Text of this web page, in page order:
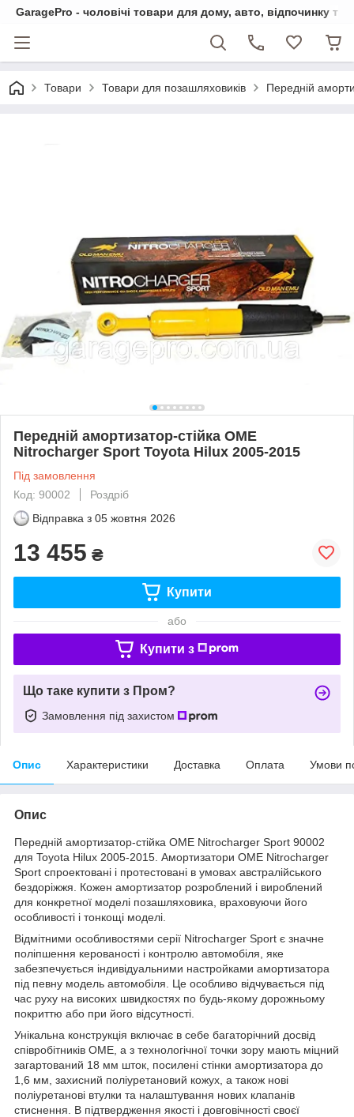
GaragePro - чоловічі товари для дому, авто, відпочинку та
Товари Товари для позашляховиків Передній
Передній амортизатор-стійка OME
Nitrocharger Sport Toyota Hilux 2005-2015
Під замовлення
Код: 90002
Роздріб
Відправка з 05 жовтня 2026
13 455 ₴
Купити
або
Купити з
Що таке купити з Пром?
Замовлення під захистом
Опис Характеристики Доставка Оплата Умови
Опис
Передній амортизатор-стійка OME Nitrocharger Sport 90002
для Toyota Hilux 2005-2015. Амортизатори OME Nitrocharger
Sport спроектовані і протестовані в умовах австралійського
бездоріжжя. Кожен амортизатор розроблений і вироблений
для конкретної моделі позашляховика, враховуючи його
особливості і тонкощі моделі.
Відмітними особливостями серії Nitrocharger Sport є значне
поліпшення керованості і контролю автомобіля, яке
забезпечується індивідуальними настройками амортизатора
під певну модель автомобіля. Це особливо відчувається під
час руху на високих швидкостях по будь-якому дорожньому
покриттю або при його відсутності.
Унікальна конструкція включає в себе багаторічний досвід
співробітників OME, а з технологічної точки зору мають міцний
загартований 18 мм шток, посилені стінки амортизатора до
1,6 мм, захисний поліуретановий кожух, а також нові
поліуретанові втулки та налаштування нових клапанів
стиснення. В підтвердження якості і довговічності своєї